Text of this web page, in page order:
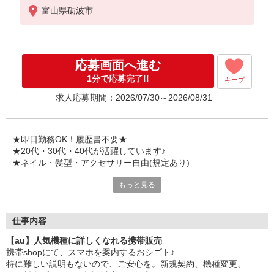
※残業代支給
★交通費別途支給（規定あり）
入社祝い金10万円支給(規定有)
お友達を紹介頂くと,
インセンティブ支給(規定有)
゜・。○。・゜+゜・。○。・゜+゜
富山県砺波市
応募画面へ進む
1分で応募完了!! キープ
求人応募期間：2026/07/30～2026/08/31
★即日勤務OK！履歴書不要★
★20代・30代・40代が活躍しています♪
★ネイル・髪型・アクセサリー自由(規定あり)
シエロのスタッフは9割が未経験スタート。
ずっと先まで役に立ちます！
丁寧な研修もあるので、
みなさんから働きやすいと好評です♪
最新アプリ事情やお得なプラン、
もっと見る
仕事内容
【au】人気機種に詳しくなれる携帯販売
携帯shopにて、スマホを案内するおシゴト♪
特に難しい説明もないので、ご安心を。新規契約、機種変更、